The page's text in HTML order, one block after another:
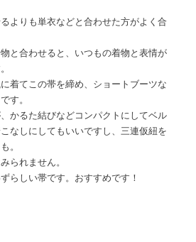
よりも単衣などと合わせた方がよく合
と合わせると、いつもの着物と表情が
着てこの帯を締め、ショートブーツな
す。
かるた結びなどコンパクトにしてベル
なしにしてもいいですし、三連仮紐を
。
られません。
らしい帯です。おすすめです！